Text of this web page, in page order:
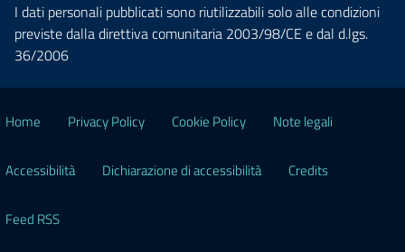
I dati personali pubblicati sono riutilizzabili solo alle condizioni
previste dalla direttiva comunitaria 2003/98/CE e dal d.lgs.
36/2006
Home Privacy Policy Cookie Policy Note legali
Accessibilità Dichiarazione di accessibilità Credits
Feed RSS